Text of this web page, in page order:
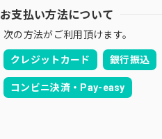
お支払い方法について
次の方法がご利用頂けます。
クレジットカード 銀行振込
コンビニ決済・Pay-easy